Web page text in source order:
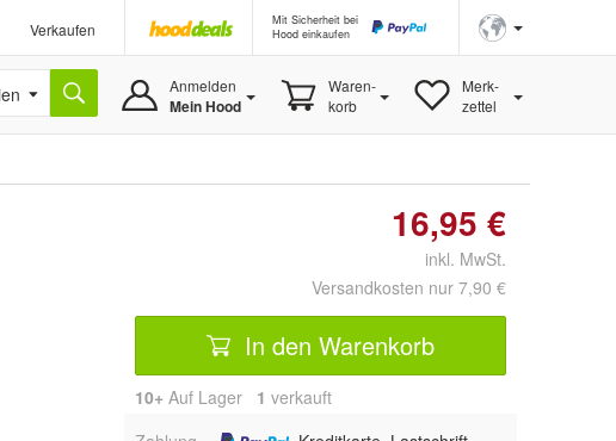
Verkaufen
Mit Sicherheit bei
Hood einkaufen
Anmelden
Mein Hood
Waren-
korb
Merk-
zettel
16,95 €
inkl. MwSt.
Versandkosten nur 7,90 €
In den Warenkorb
10+ Auf Lager 1 verkauft